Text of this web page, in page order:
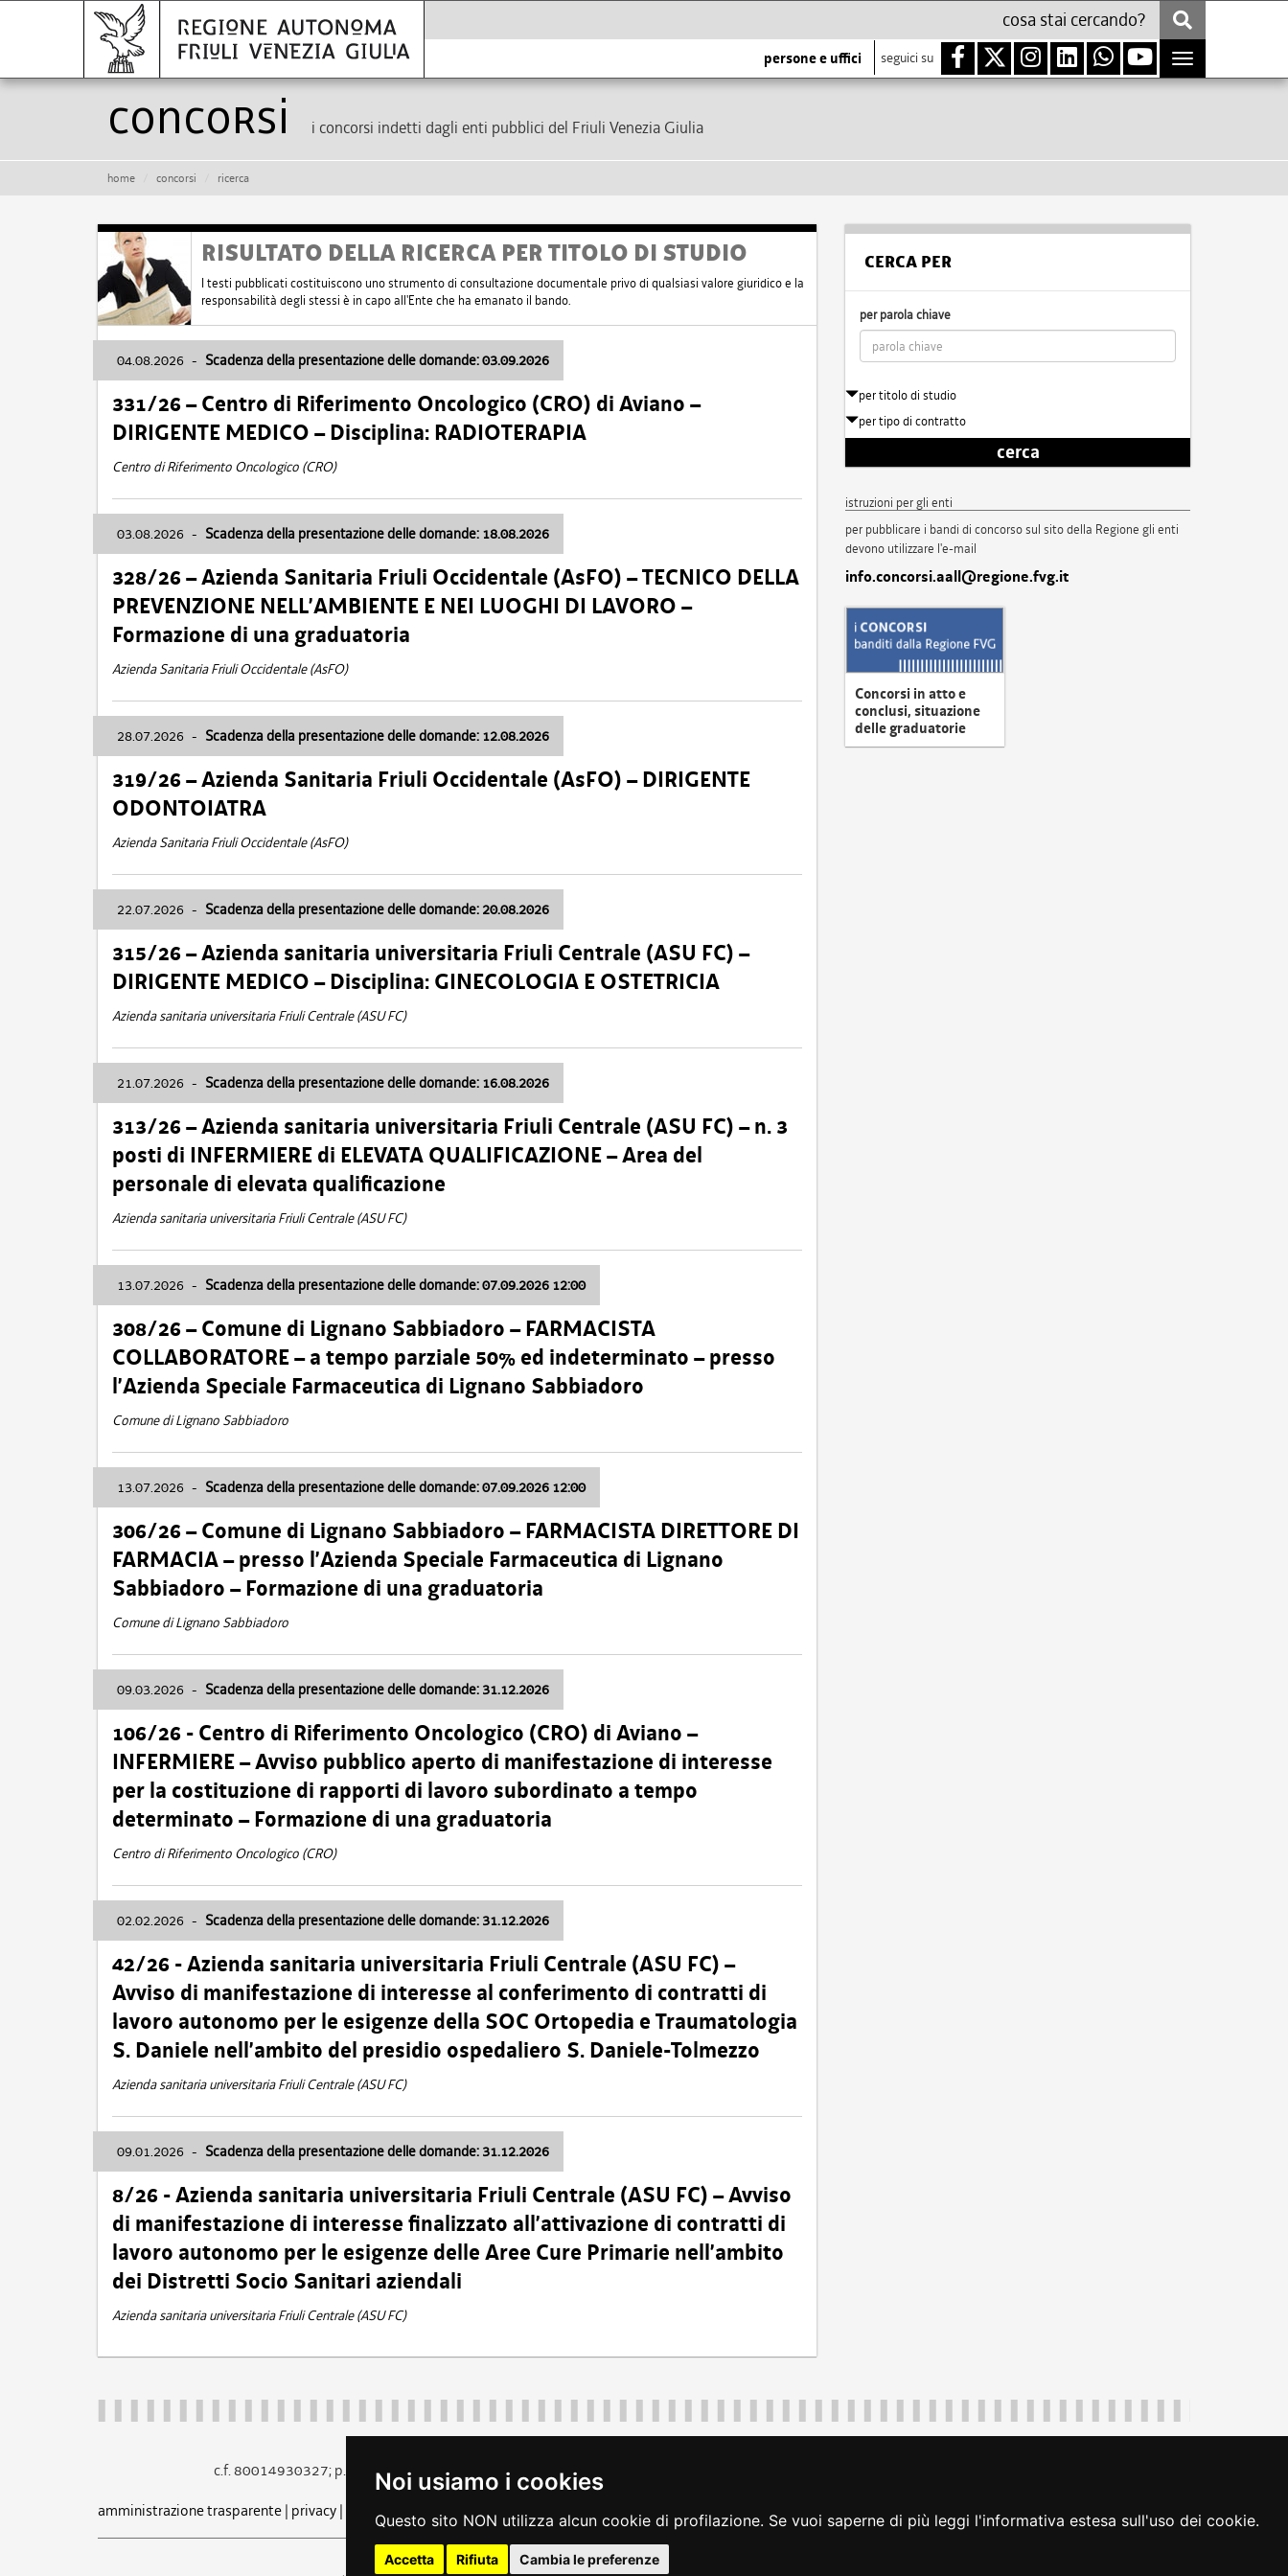
Noi usiamo i cookies
Questo sito NON utilizza alcun cookie di profilazione. Se vuoi saperne di più leggi l'informativa estesa sull'uso dei cookie.
Accetta Rifiuta Cambia le preferenze
persone e uffici seguici su
Toggle
navigation
Concorsi i concorsi indetti dagli enti pubblici del Friuli Venezia Giulia
home concorsi ricerca
RISULTATO DELLA RICERCA PER TITOLO DI STUDIO
I testi pubblicati costituiscono uno strumento di consultazione documentale privo di qualsiasi valore giuridico e la
responsabilità degli stessi è in capo all'Ente che ha emanato il bando.
04.08.2026 - Scadenza della presentazione delle domande: 03.09.2026
331/26 – Centro di Riferimento Oncologico (CRO) di Aviano –
DIRIGENTE MEDICO – Disciplina: RADIOTERAPIA
Centro di Riferimento Oncologico (CRO)
03.08.2026 - Scadenza della presentazione delle domande: 18.08.2026
328/26 – Azienda Sanitaria Friuli Occidentale (AsFO) – TECNICO DELLA
PREVENZIONE NELL’AMBIENTE E NEI LUOGHI DI LAVORO –
Formazione di una graduatoria
Azienda Sanitaria Friuli Occidentale (AsFO)
28.07.2026 - Scadenza della presentazione delle domande: 12.08.2026
319/26 – Azienda Sanitaria Friuli Occidentale (AsFO) – DIRIGENTE
ODONTOIATRA
Azienda Sanitaria Friuli Occidentale (AsFO)
22.07.2026 - Scadenza della presentazione delle domande: 20.08.2026
315/26 – Azienda sanitaria universitaria Friuli Centrale (ASU FC) –
DIRIGENTE MEDICO – Disciplina: GINECOLOGIA E OSTETRICIA
Azienda sanitaria universitaria Friuli Centrale (ASU FC)
21.07.2026 - Scadenza della presentazione delle domande: 16.08.2026
313/26 – Azienda sanitaria universitaria Friuli Centrale (ASU FC) – n. 3
posti di INFERMIERE di ELEVATA QUALIFICAZIONE – Area del
personale di elevata qualificazione
Azienda sanitaria universitaria Friuli Centrale (ASU FC)
13.07.2026 - Scadenza della presentazione delle domande: 07.09.2026 12:00
308/26 – Comune di Lignano Sabbiadoro – FARMACISTA
COLLABORATORE – a tempo parziale 50% ed indeterminato – presso
l’Azienda Speciale Farmaceutica di Lignano Sabbiadoro
Comune di Lignano Sabbiadoro
13.07.2026 - Scadenza della presentazione delle domande: 07.09.2026 12:00
306/26 – Comune di Lignano Sabbiadoro – FARMACISTA DIRETTORE DI
FARMACIA – presso l’Azienda Speciale Farmaceutica di Lignano
Sabbiadoro – Formazione di una graduatoria
Comune di Lignano Sabbiadoro
09.03.2026 - Scadenza della presentazione delle domande: 31.12.2026
106/26 - Centro di Riferimento Oncologico (CRO) di Aviano –
INFERMIERE – Avviso pubblico aperto di manifestazione di interesse
per la costituzione di rapporti di lavoro subordinato a tempo
determinato – Formazione di una graduatoria
Centro di Riferimento Oncologico (CRO)
02.02.2026 - Scadenza della presentazione delle domande: 31.12.2026
42/26 - Azienda sanitaria universitaria Friuli Centrale (ASU FC) –
Avviso di manifestazione di interesse al conferimento di contratti di
lavoro autonomo per le esigenze della SOC Ortopedia e Traumatologia
S. Daniele nell’ambito del presidio ospedaliero S. Daniele-Tolmezzo
Azienda sanitaria universitaria Friuli Centrale (ASU FC)
09.01.2026 - Scadenza della presentazione delle domande: 31.12.2026
8/26 - Azienda sanitaria universitaria Friuli Centrale (ASU FC) – Avviso
di manifestazione di interesse finalizzato all’attivazione di contratti di
lavoro autonomo per le esigenze delle Aree Cure Primarie nell’ambito
dei Distretti Socio Sanitari aziendali
Azienda sanitaria universitaria Friuli Centrale (ASU FC)
CERCA PER
per parola chiave
per titolo di studio
per tipo di contratto
cerca
istruzioni per gli enti
per pubblicare i bandi di concorso sul sito della Regione gli enti
devono utilizzare l'e-mail
info.concorsi.aall@regione.fvg.it
Concorsi in atto e
conclusi, situazione
delle graduatorie
c.f. 80014930327; p.iva 00526040324
piazza Unità d'Italia 1 Trieste
amministrazione trasparente| privacy| cookie note legali | accessibilità rss dichiarazione di accessibilità feedback cambio preferenze cookie loginFVG